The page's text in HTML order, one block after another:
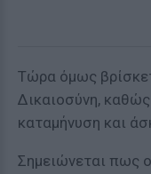
Τώρα όμως
Δικαιοσύνη,
καταμήνυση και
Σημειώνεται πως